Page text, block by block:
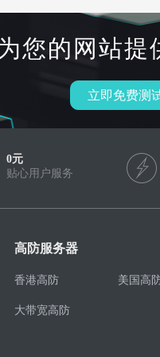
您的网站提
立即免费测
0元
贴心用户服务
高防服务器
香港高防 美国高
大带宽高防